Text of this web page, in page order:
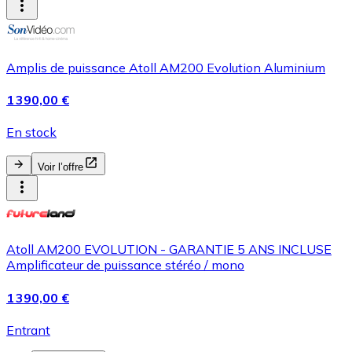
Amplis de puissance Atoll AM200 Evolution Aluminium
1 390,00 €
En stock
Voir l’offre
Atoll AM200 EVOLUTION - GARANTIE 5 ANS INCLUSE
Amplificateur de puissance stéréo / mono
1 390,00 €
Entrant